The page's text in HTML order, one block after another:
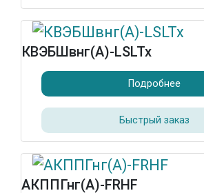
КВЭБШвнг(А)-LSLTx
Подробнее
Быстрый заказ
АКППГнг(А)-FRHF